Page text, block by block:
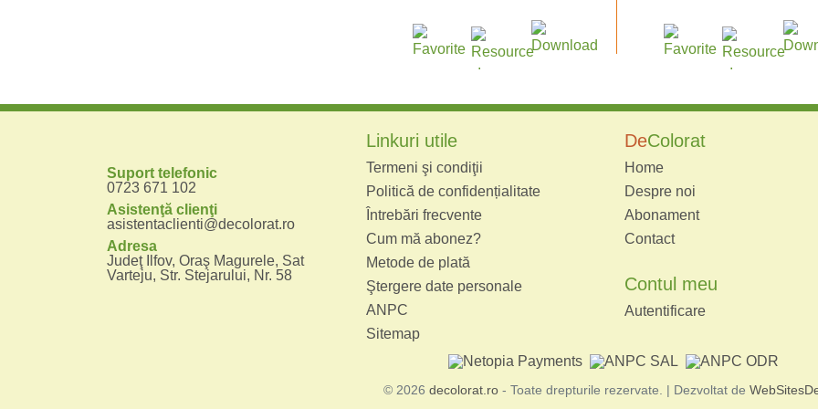
Suport telefonic
0723 671 102
Asistenţă clienţi
asistentaclienti@decolorat.ro
Adresa
Judeţ Ilfov, Oraş Magurele, Sat
Varteju, Str. Stejarului, Nr. 58
Linkuri utile
Termeni şi condiţii
Politică de confidențialitate
Întrebări frecvente
Cum mă abonez?
Metode de plată
Ştergere date personale
ANPC
Sitemap
DeColorat
Home
Despre noi
Abonament
Contact
Contul meu
Autentificare
© 2026 decolorat.ro- Toate drepturile rezervate. | Dezvoltat de